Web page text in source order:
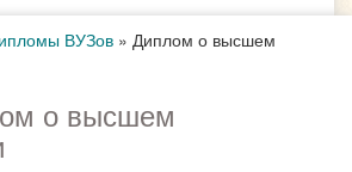
ВУЗов » Диплом о высшем
о высшем